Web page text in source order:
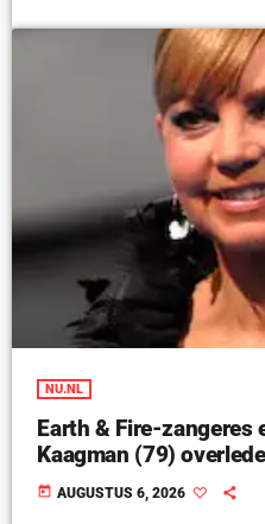
NU.NL
Earth & Fire-
Kaagman (79)
today AUGUSTUS 6, 2026